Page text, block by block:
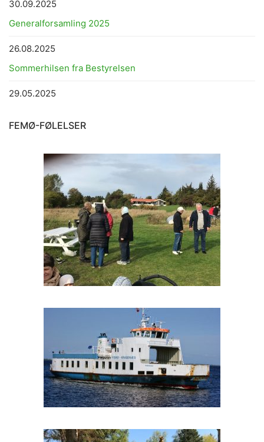
30.09.2025
Generalforsamling 2025
26.08.2025
Sommerhilsen fra Bestyrelsen
29.05.2025
FEMØ-FØLELSER